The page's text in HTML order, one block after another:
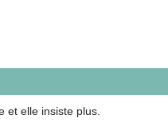
et elle insiste plus.